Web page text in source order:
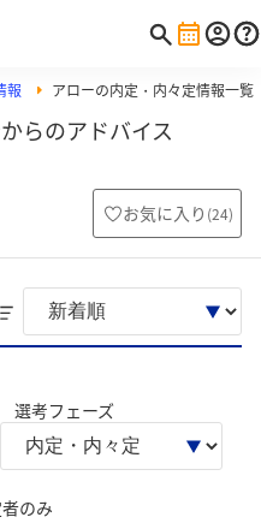
報 アローの内定・内々定情報一覧
らのアドバイス
お気に入り (24)
選考フェーズ
のみ